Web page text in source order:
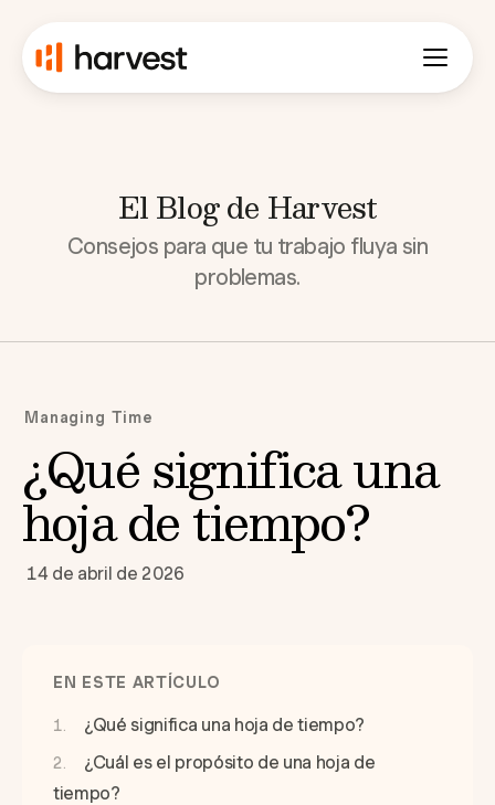
El Blog de Harvest
Consejos para que tu trabajo fluya sin
problemas.
Managing Time
¿Qué significa una
hoja de tiempo?
14 de abril de 2026
EN ESTE ARTÍCULO
¿Qué significa una hoja de tiempo?
¿Cuál es el propósito de una hoja de
tiempo?